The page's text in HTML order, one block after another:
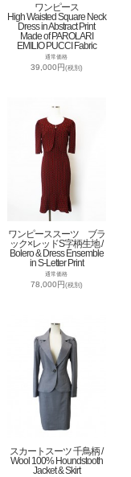
ワンピース
High Waisted Square Neck
Dress in Abstract Print
Made of PAROLARI
EMILIO PUCCI Fabric
通常価格
39,000円(税別)
ワンピーススーツ ブラ
ック×レッドS字柄生地 /
Bolero & Dress Ensemble
in S-Letter Print
通常価格
78,000円(税別)
スカートスーツ 千鳥柄 /
Wool 100% Houndstooth
Jacket & Skirt